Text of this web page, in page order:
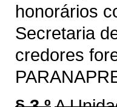
honorários
Secretaria
credores